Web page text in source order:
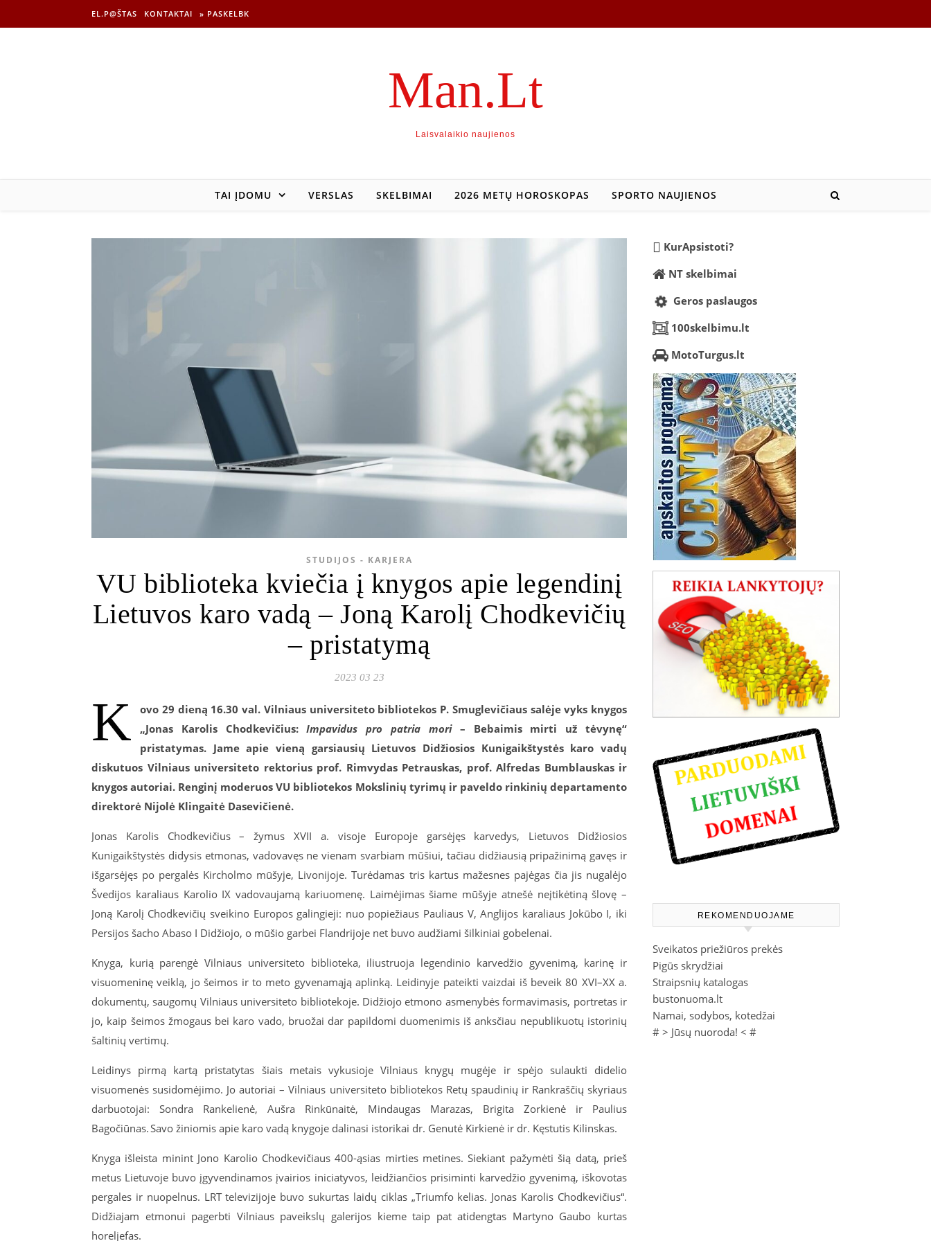
EL.P@ŠTAS KONTAKTAI » PASKELBK
Man.Lt
Laisvalaikio naujienos
TAI ĮDOMU VERSLAS SKELBIMAI 2026 METŲ HOROSKOPAS SPORTO NAUJIENOS
STUDIJOS - KARJERA
VU biblioteka kviečia į knygos apie legendinį
Lietuvos karo vadą – Joną Karolį Chodkevičių
– pristatymą
2023 03 23
K
ovo 29 dieną 16.30 val. Vilniaus universiteto bibliotekos P. Smuglevičiaus salėje vyks knygos
„Jonas Karolis Chodkevičius: Impavidus pro patria mori
– Bebaimis mirti už tėvynę“
pristatymas. Jame apie vieną garsiausių Lietuvos Didžiosios Kunigaikštystės karo vadų
diskutuos Vilniaus universiteto rektorius prof. Rimvydas Petrauskas, prof. Alfredas Bumblauskas ir
knygos autoriai. Renginį moderuos VU bibliotekos Mokslinių tyrimų ir paveldo rinkinių departamento
direktorė Nijolė Klingaitė Dasevičienė.
Jonas Karolis Chodkevičius – žymus XVII a. visoje Europoje garsėjęs karvedys, Lietuvos Didžiosios
Kunigaikštystės didysis etmonas, vadovavęs ne vienam svarbiam mūšiui, tačiau didžiausią pripažinimą gavęs ir
išgarsėjęs po pergalės Kircholmo mūšyje, Livonijoje. Turėdamas tris kartus mažesnes pajėgas čia jis nugalėjo
Švedijos karaliaus Karolio IX vadovaujamą kariuomenę. Laimėjimas šiame mūšyje atnešė neįtikėtiną šlovę –
Joną Karolį Chodkevičių sveikino Europos galingieji: nuo popiežiaus Pauliaus V, Anglijos karaliaus Jokūbo I, iki
Persijos šacho Abaso I Didžiojo, o mūšio garbei Flandrijoje net buvo audžiami šilkiniai gobelenai.
Knyga, kurią parengė Vilniaus universiteto biblioteka, iliustruoja legendinio karvedžio gyvenimą, karinę ir
visuomeninę veiklą, jo šeimos ir to meto gyvenamąją aplinką. Leidinyje pateikti vaizdai iš beveik 80 XVI–XX a.
dokumentų, saugomų Vilniaus universiteto bibliotekoje. Didžiojo etmono asmenybės formavimasis, portretas ir
jo, kaip šeimos žmogaus bei karo vado, bruožai dar papildomi duomenimis iš anksčiau nepublikuotų istorinių
šaltinių vertimų.
Leidinys pirmą kartą pristatytas šiais metais vykusioje Vilniaus knygų mugėje ir spėjo sulaukti didelio
visuomenės susidomėjimo. Jo autoriai – Vilniaus universiteto bibliotekos Retų spaudinių ir Rankraščių skyriaus
darbuotojai: Sondra Rankelienė, Aušra Rinkūnaitė, Mindaugas Marazas, Brigita Zorkienė ir Paulius
Bagočiūnas. Savo žiniomis apie karo vadą knygoje dalinasi istorikai dr. Genutė Kirkienė ir dr. Kęstutis Kilinskas.
Knyga išleista minint Jono Karolio Chodkevičiaus 400-ąsias mirties metines. Siekiant pažymėti šią datą, prieš
metus Lietuvoje buvo įgyvendinamos įvairios iniciatyvos, leidžiančios prisiminti karvedžio gyvenimą, iškovotas
pergales ir nuopelnus. LRT televizijoje buvo sukurtas laidų ciklas „Triumfo kelias. Jonas Karolis Chodkevičius“.
Didžiajam etmonui pagerbti Vilniaus paveikslų galerijos kieme taip pat atidengtas Martyno Gaubo kurtas
horeljefas.
KurApsistoti?
NT skelbimai
Geros paslaugos
100skelbimu.lt
MotoTurgus.lt
REKOMENDUOJAME
Sveikatos priežiūros prekės
Pigūs skrydžiai
Straipsnių katalogas
bustonuoma.lt
Namai, sodybos, kotedžai
# > Jūsų nuoroda! < #